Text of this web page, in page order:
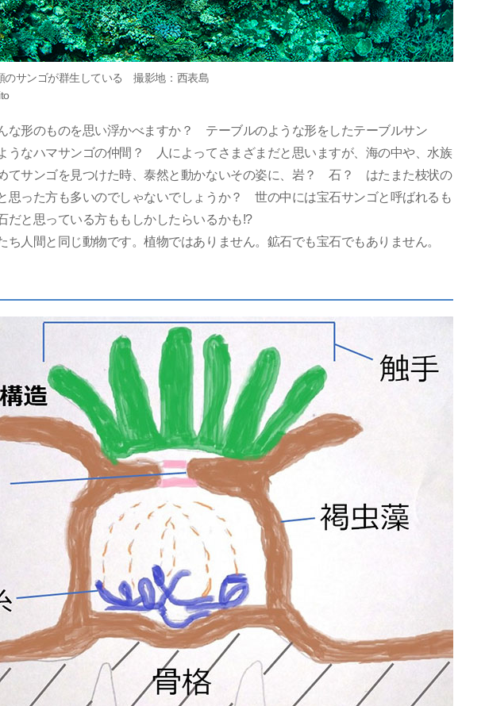
のサンゴが群生している 撮影地：西表島
な形のものを思い浮かべますか？ テーブルのような形をしたテーブルサン
なハマサンゴの仲間？ 人によってさまざまだと思いますが、海の中や、水族
てサンゴを見つけた時、泰然と動かないその姿に、岩？ 石？ はたまた枝状の
思った方も多いのでしゃないでしょうか？ 世の中には宝石サンゴと呼ばれるも
だと思っている方ももしかしたらいるかも!?
ち人間と同じ動物です。植物ではありません。鉱石でも宝石でもありません。